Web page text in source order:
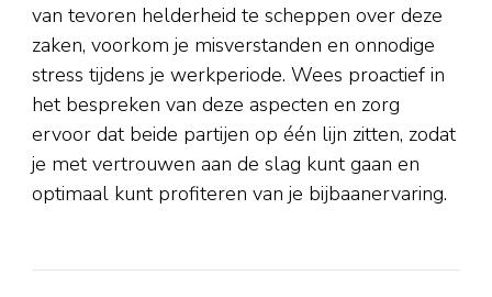
van tevoren helderheid te scheppen over deze
zaken, voorkom je misverstanden en onnodige
stress tijdens je werkperiode. Wees proactief in
het bespreken van deze aspecten en zorg
ervoor dat beide partijen op één lijn zitten, zodat
je met vertrouwen aan de slag kunt gaan en
optimaal kunt profiteren van je bijbaanervaring.